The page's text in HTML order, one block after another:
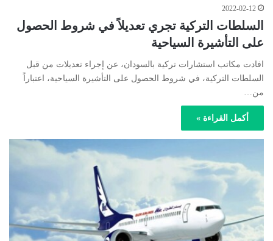
2022-02-12
السلطات التركية تجري تعديلاً في شروط الحصول
على التأشيرة السياحية
افادت مكاتب استشارات تركية بالسودان، عن إجراء تعديلات من قبل
السلطات التركية، في شروط الحصول على التأشيرة السياحية، اعتباراً
من…
أكمل القراءة »